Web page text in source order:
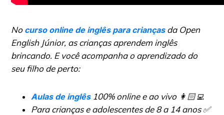
No curso online de inglês para crianças da Open
English Júnior, as crianças aprendem inglês
brincando. E você acompanha o aprendizado do
seu filho de perto:
Aulas de inglês100% online e ao vivo 👩🏻‍💻
Para crianças e adolescentes de 8 a 14 anos ✅